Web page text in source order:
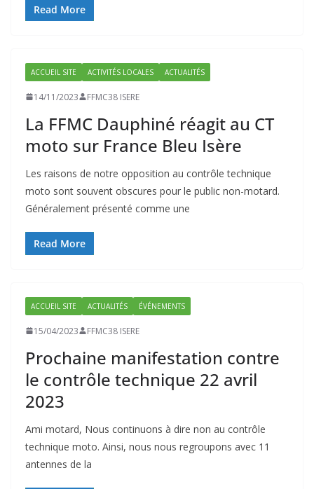
Read More
ACCUEIL SITE ACTIVITÉS LOCALES ACTUALITÉS
14/11/2023 FFMC38 ISERE
La FFMC Dauphiné réagit au CT
moto sur France Bleu Isère
Les raisons de notre opposition au contrôle technique
moto sont souvent obscures pour le public non-motard.
Généralement présenté comme une
Read More
ACCUEIL SITE ACTUALITÉS ÉVÉNEMENTS
15/04/2023 FFMC38 ISERE
Prochaine manifestation contre
le contrôle technique 22 avril
2023
Ami motard, Nous continuons à dire non au contrôle
technique moto. Ainsi, nous nous regroupons avec 11
antennes de la